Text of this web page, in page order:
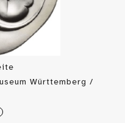
Württemberg /